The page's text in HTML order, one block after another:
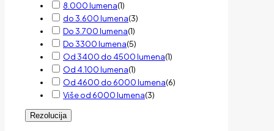
8.000 lumena(1)
do 3.600 lumena(3)
Do 3.700 lumena(1)
Do 3300 lumena(5)
Od 3400 do 4500 lumena(1)
Od 4.100 lumena(1)
Od 4600 do 6000 lumena(6)
Više od 6000 lumena(3)
Rezolucija